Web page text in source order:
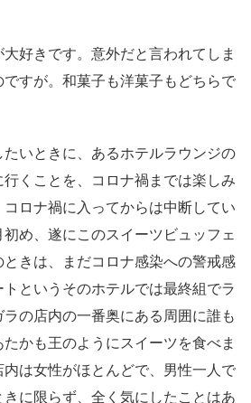
好きです。意外だと言われてしま
ですが。和菓子も洋菓子もどちらで
いときに、あるホテルラウンジの
くことを、コロナ禍までは楽しみ
ロナ禍に入ってからは中断してい
め、遂にこのスイーツビュッフェ
きは、まだコロナ感染への警戒感
というそのホテルでは最終組でラ
の店内の一番奥にある周囲に誰も
かも王のようにスイーツを食べま
内は女性がほとんどで、男性一人で
に限らず、全く気にしたことはあ